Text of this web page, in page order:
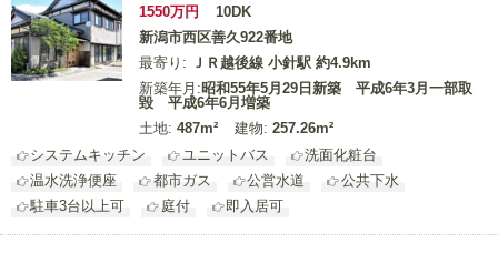
1550万円
10DK
新潟市西区善久922番地
最寄り: ＪＲ越後線 小針駅 約4.9km
新築年月:昭和55年5月29日新築 平成6年3月一部取
毀 平成6年6月増築
土地: 487m² 建物: 257.26m²
システムキッチン
ユニットバス
洗面化粧台
温水洗浄便座
都市ガス 公営水道
公共下水
駐車3台以上可
庭付 即入居可